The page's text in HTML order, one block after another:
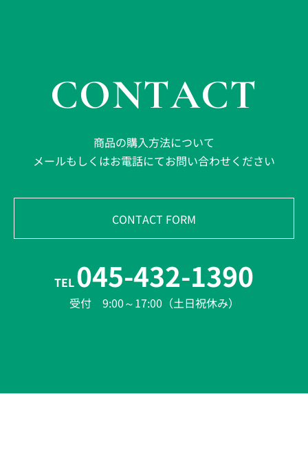
CONTACT
商品の購入方法について
メールもしくはお電話にてお問い合わせください
CONTACT FORM
TEL045-432-1390
受付 9:00～17:00（土日祝休み）